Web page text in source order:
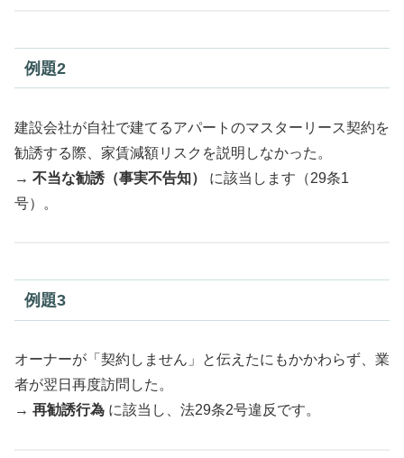
例題2
建設会社が自社で建てるアパートのマスターリース契約を
勧誘する際、家賃減額リスクを説明しなかった。
→ 不当な勧誘（事実不告知）
に該当します（29条1
号）。
例題3
オーナーが「契約しません」と伝えたにもかかわらず、業
者が翌日再度訪問した。
→ 再勧誘行為 に該当し、法29条2号違反です。